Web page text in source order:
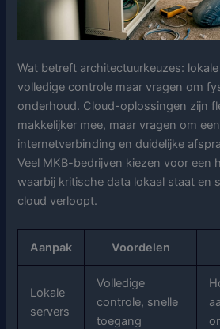
Wat betreft architectuurkeuzes:
volledige controle maar vragen om
onderhoud. Cloud-oplossingen zijn
makkelijker mee, maar vragen om
internetverbinding en duidelijke
Veel MKB-bedrijven kiezen voor een
waarbij kritische data lokaal staat en
cloud verloopt.
Aanpak Voordelen
Lokale
servers
Volledige
controle, snelle
toegang